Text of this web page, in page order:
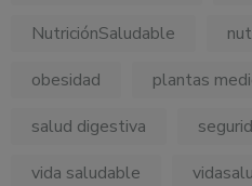
NutriciónSaludable
obesidad
plantas
salud digestiva
vida saludable